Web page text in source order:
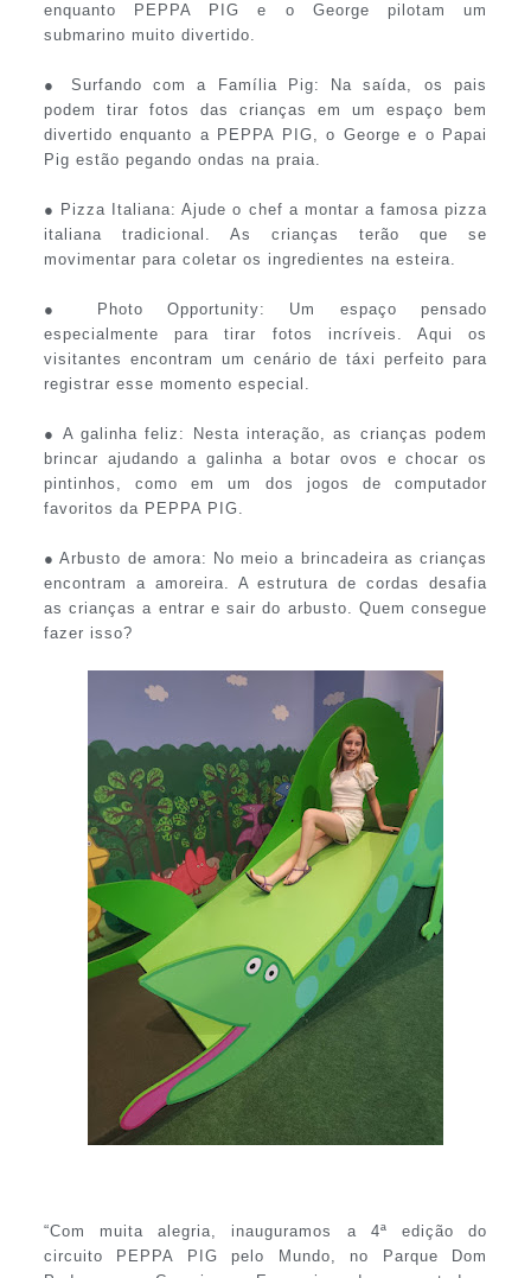
enquanto PEPPA PIG e o George pilotam um
submarino muito divertido.
● Surfando com a Família Pig: Na saída, os pais
podem tirar fotos das crianças em um espaço bem
divertido enquanto a PEPPA PIG, o George e o Papai
Pig estão pegando ondas na praia.
● Pizza Italiana: Ajude o chef a montar a famosa pizza
italiana tradicional. As crianças terão que se
movimentar para coletar os ingredientes na esteira.
● Photo Opportunity: Um espaço pensado
especialmente para tirar fotos incríveis. Aqui os
visitantes encontram um cenário de táxi perfeito para
registrar esse momento especial.
● A galinha feliz: Nesta interação, as crianças podem
brincar ajudando a galinha a botar ovos e chocar os
pintinhos, como em um dos jogos de computador
favoritos da PEPPA PIG.
● Arbusto de amora: No meio a brincadeira as crianças
encontram a amoreira. A estrutura de cordas desafia
as crianças a entrar e sair do arbusto. Quem consegue
fazer isso?
“Com muita alegria, inauguramos a 4ª edição do
circuito PEPPA PIG pelo Mundo, no Parque Dom